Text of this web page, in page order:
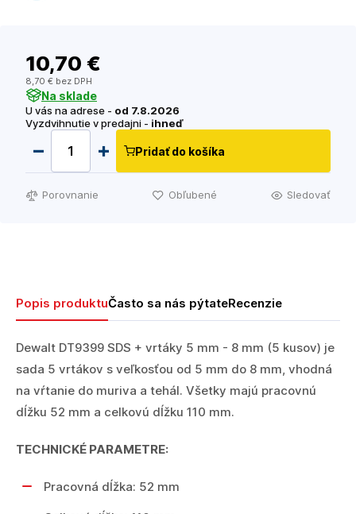
10,70 €
8,70 € bez DPH
Na sklade
U vás na adrese - od 7.8.2026
Vyzdvihnutie v predajni - ihneď
Pridať do košíka
Porovnanie Obľubené Sledovať
Popis produktuČasto sa nás pýtateRecenzie
Dewalt DT9399 SDS + vrtáky 5 mm - 8 mm (5 kusov) je
sada 5 vrtákov s veľkosťou od 5 mm do 8 mm, vhodná
na vŕtanie do muriva a tehál. Všetky majú pracovnú
dĺžku 52 mm a celkovú dĺžku 110 mm.
TECHNICKÉ PARAMETRE:
Pracovná dĺžka: 52 mm